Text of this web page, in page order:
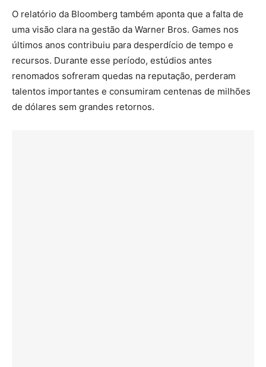
O relatório da Bloomberg também aponta que a falta de
uma visão clara na gestão da Warner Bros. Games nos
últimos anos contribuiu para desperdício de tempo e
recursos. Durante esse período, estúdios antes
renomados sofreram quedas na reputação, perderam
talentos importantes e consumiram centenas de milhões
de dólares sem grandes retornos.